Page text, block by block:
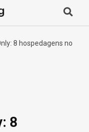
8 hospedagens no
8